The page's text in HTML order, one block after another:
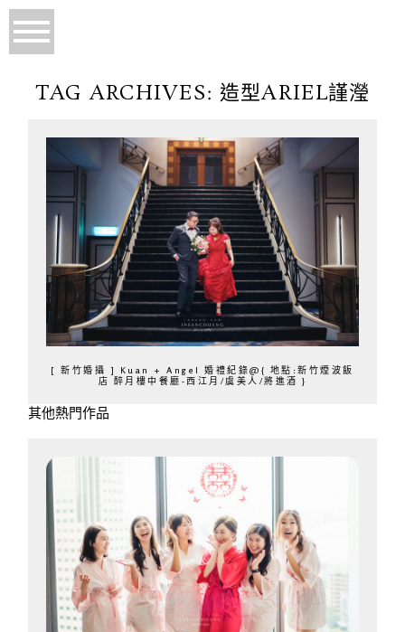
TAG ARCHIVES:造型ARIEL謹瀅
[ 新竹婚攝 ] Kuan + Angel 婚禮紀錄@{ 地點:新竹煙波飯
店 醉月樓中餐廳-西江月/虞美人/將進酒 }
其他熱門作品